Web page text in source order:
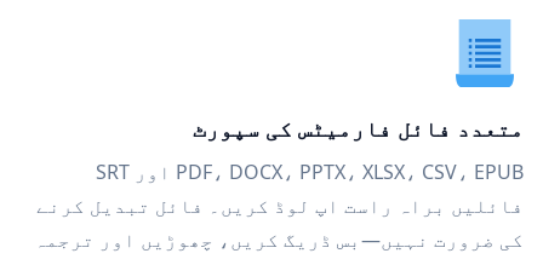
متعدد فائل فارمیٹس کی سپورٹ
PDF، DOCX، PPTX، XLSX، CSV، EPUB اور SRT
فائلیں براہ راست اپ لوڈ کریں۔ فائل تبدیل کرنے
کی ضرورت نہیں—بس ڈریگ کریں، چھوڑیں اور ترجمہ